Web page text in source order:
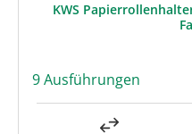
KWS
9 Ausführungen